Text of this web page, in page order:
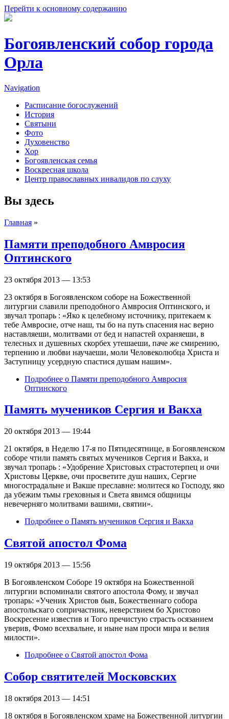
Перейти к основному содержанию
Богоявленский собор города
Орла
Navigation
Расписание богослужений
История
Святыни
Фото
Духовенство
Хор
Богоявленская семья
Воскресная школа
Центр православных инвалидов по слуху
Вы здесь
Главная »
Памяти преподобного Амвросия
Оптинского
23 октября 2013 — 13:53
23 октября в Богоявленском соборе на Божественной
литургии славили преподобного Амвросия Оптинского, и
звучал тропарь : «Яко к целебному источнику, притекаем к
тебе Амвросие, отче наш, ты бо на путь спасения нас верно
наставляеши, молитвами от бед и напастей охраняеши, в
телесных и душевных скорбех утешаеши, паче же смирению,
терпению и любви научаеши, моли Человеколюбца Христа и
Заступницу усердную спастися душам нашим».
Подробнее о Памяти преподобного Амвросия
Оптинского
Память мучеников Сергия и Вакха
20 октября 2013 — 19:44
21 октября, в Неделю 17-я по Пятидесятнице, в Богоявленском
соборе чтили память святых мучеников Сергия и Вакха, и
звучал тропарь : «Удобрение Христовых страстотерпец и очи
Христовы Церкве, очи просветите душ наших, Сергие
многострадальне и Вакше преславне: молитеся ко Господу, яко
да убежим тьмы греховныя и Света явимся общницы
невечерняго молитвами вашими, святии».
Подробнее о Память мучеников Сергия и Вакха
Святой апостол Фома
19 октября 2013 — 15:56
В Богоявленском Соборе 19 октября на Божественной
литургии вспоминали святого апостола Фому, и звучал
тропарь: «Ученик Христов быв, Божественнаго собора
апостольскаго сопричастник, неверствием бо Христово
Воскресение известив и Того пречистую страсть осязанием
уверив, Фомо всехвальне, и ныне нам проси мира и велия
милости».
Подробнее о Святой апостол Фома
Собор святителей Московских
18 октября 2013 — 14:51
18 октября в Богоявленском храме на Божественной литургии